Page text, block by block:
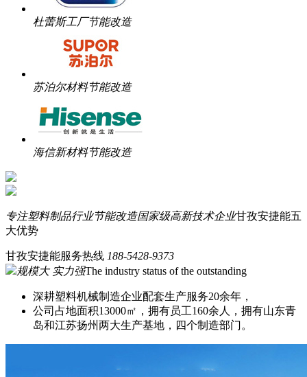
杜蕾斯工厂节能改造
苏泊尔材料节能改造
海信新材料节能改造
专注塑料制品行业节能改造国家级高新技术企业甘孜安捷能五
大优势
甘孜安捷能服务热线 188-5428-9373
规模大 实力强The industry status of the outstanding
深耕塑料机械制造企业配套生产服务20余年，
公司占地面积13000㎡，拥有员工160余人，拥有山东青
岛和江苏扬州两大生产基地，四个制造部门。